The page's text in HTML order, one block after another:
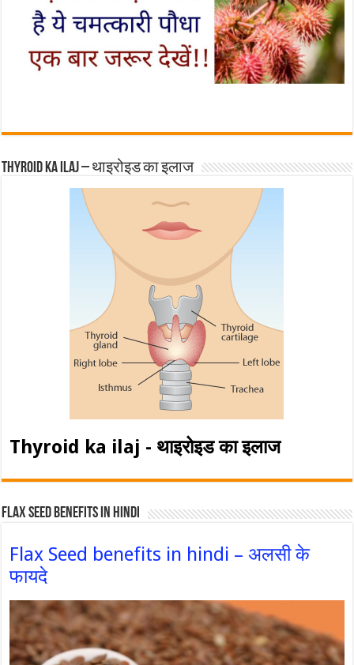
Thyroid ka ilaj – थाइरोइड का इलाज
Thyroid ka ilaj - थाइरोइड का इलाज
Flax Seed Benefits in hindi
Flax Seed benefits in hindi – अलसी के
फायदे